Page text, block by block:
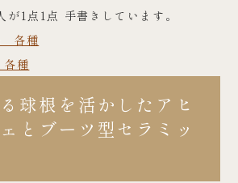
1点1点 手書きしています。
各種
種
球根を活かしたアヒ
とブーツ型セラミッ